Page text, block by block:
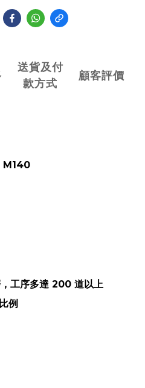
送貨及付
款方式
顧客評價
M140
工序多達 200 道以上
例